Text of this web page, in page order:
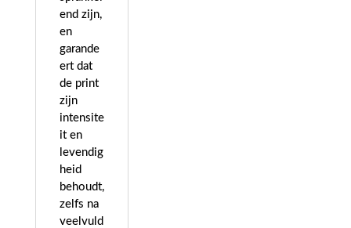
end zijn,
en
garande
ert dat
de print
zijn
intensite
it en
levendig
heid
behoudt,
zelfs na
veelvuld